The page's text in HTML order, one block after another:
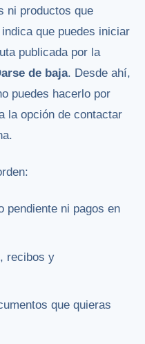
ni productos que
que puedes iniciar
publicada por la
de baja. Desde ahí,
puedes hacerlo por
la opción de contactar
pendiente ni pagos en
recibos y
que quieras